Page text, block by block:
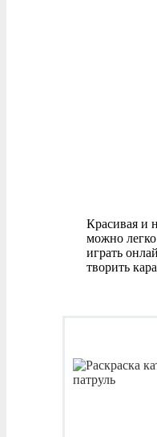
Красивая и
можно
играть
творить